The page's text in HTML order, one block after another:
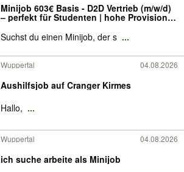
Minijob 603€ Basis - D2D Vertrieb (m/w/d)
– perfekt für Studenten | hohe Provisionen
Suchst du einen Minijob, der s ...
Wuppertal 04.08.2026
Aushilfsjob auf Cranger Kirmes
Hallo, ...
Wuppertal 04.08.2026
ich suche arbeite als Minijob